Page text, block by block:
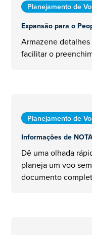
Planejamento de
Expansão para o
Armazene detalhes
facilitar o
Planejamento de
Informações de
Dê uma olhada
planeja um voo
documento